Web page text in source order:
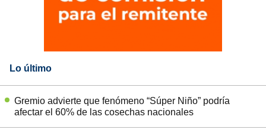
Lo último
Gremio advierte que fenómeno “Súper Niño” podría
afectar el 60% de las cosechas nacionales